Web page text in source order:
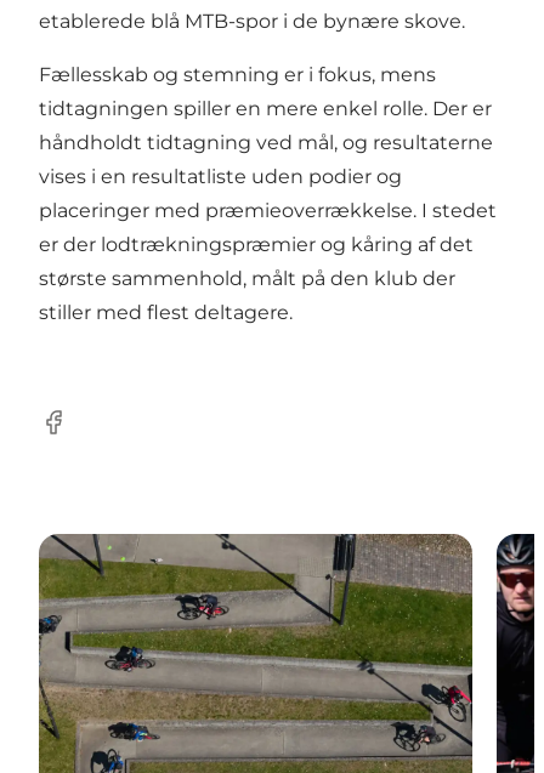
etablerede blå MTB-spor i de bynære skove.
Fællesskab og stemning er i fokus, mens
tidtagningen spiller en mere enkel rolle. Der er
håndholdt tidtagning ved mål, og resultaterne
vises i en resultatliste uden podier og
placeringer med præmieoverrækkelse. I stedet
er der lodtrækningspræmier og kåring af det
største sammenhold, målt på den klub der
stiller med flest deltagere.
Facebook